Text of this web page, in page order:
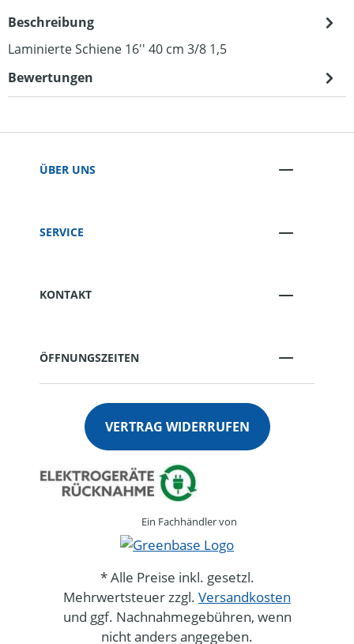
Beschreibung
Laminierte Schiene 16'' 40 cm 3/8 1,5
Bewertungen
ÜBER UNS
SERVICE
KONTAKT
ÖFFNUNGSZEITEN
VERTRAG WIDERRUFEN
Ein Fachhändler von
* Alle Preise inkl. gesetzl.
Mehrwertsteuer zzgl. Versandkosten
und ggf. Nachnahmegebühren, wenn
nicht anders angegeben.